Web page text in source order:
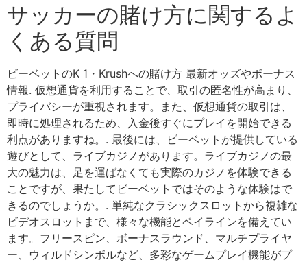
サッカーの賭け方に関するよ
くある質問
ビーベットのK 1・Krushへの賭け方 最新オッズやボーナス
情報. 仮想通貨を利用することで、取引の匿名性が高まり、
プライバシーが重視されます。また、仮想通貨の取引は、
即時に処理されるため、入金後すぐにプレイを開始できる
利点がありますね。. 最後には、ビーベットが提供している
遊びとして、ライブカジノがあります。ライブカジノの最
大の魅力は、足を運ばなくても実際のカジノを体験できる
ことですが、果たしてビーベットではそのような体験はで
きるのでしょうか。. 単純なクラシックスロットから複雑な
ビデオスロットまで、様々な機能とペイラインを備えてい
ます。フリースピン、ボーナスラウンド、マルチプライヤ
ー、ウィルドシンボルなど、多彩なゲームプレイ機能がプ